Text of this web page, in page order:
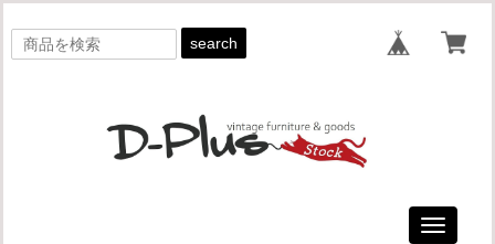
search
Toggle